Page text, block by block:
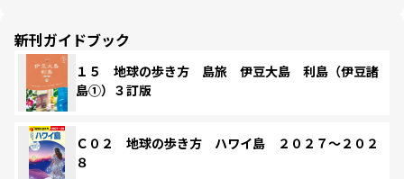
新刊ガイドブック
１５ 地球の歩き方 島旅 伊豆大島 利島（伊豆諸
島①）３訂版
Ｃ０２ 地球の歩き方 ハワイ島 ２０２７～２０２
８